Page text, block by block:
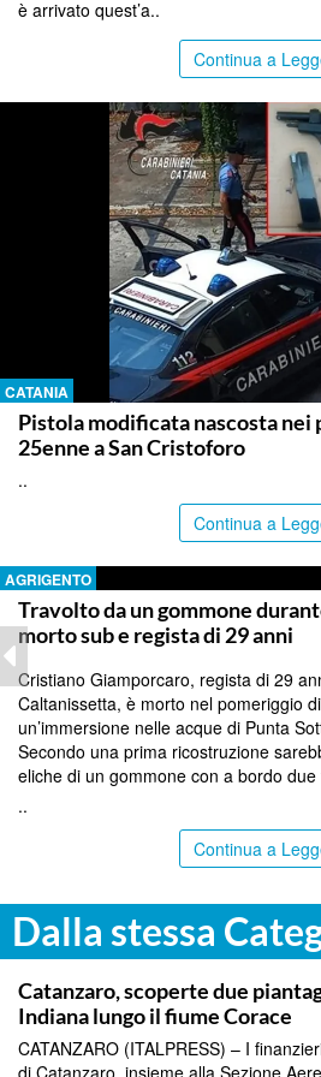
è arrivato quest’a..
Continua a
CATANIA
Pistola modificata nascosta
25enne a San Cristoforo
..
Continua a
AGRIGENTO
Travolto da un gommone
morto sub e regista di 29 anni
Cristiano Giamporcaro, regista di 29
Caltanissetta, è morto nel pomeriggio
un’immersione nelle acque di Punta
Secondo una prima ricostruzione
eliche di un gommone con a bordo due
..
Continua a
Dalla stessa
TOP NEWS
Catanzaro, scoperte due
Indiana lungo il fiume Corace
CATANZARO (ITALPRESS) – I